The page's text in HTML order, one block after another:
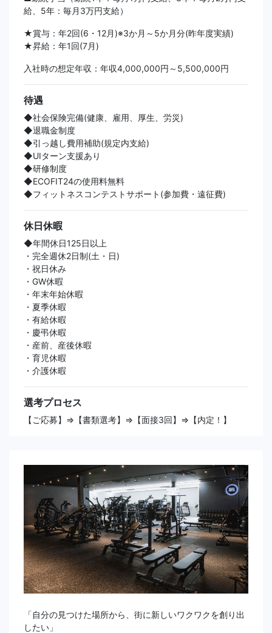
給、5年：毎月3万円支給）
★賞与：年2回(6・12月)※3か月～5か月分(昨年度実績)
★昇給：年1回(7月)
入社時の想定年収：年収4,000,000円～5,500,000円
待遇
◆社会保険完備(健康、雇用、厚生、労災)
◆退職金制度
◆引っ越し費用補助(規定内支給)
◆UIターン支援あり
◆研修制度
◆ECOFIT24の使用料無料
◆フィットネスコンテストサポート(参加費・遠征費)
休日休暇
◆年間休日125日以上
・完全週休2日制(土・日)
・祝日休み
・GW休暇
・年末年始休暇
・夏季休暇
・有給休暇
・慶弔休暇
・産前、産後休暇
・育児休暇
・介護休暇
選考プロセス
【ご応募】⇒【書類選考】⇒【面接3回】⇒【内定！】
「自分の見つけた場所から、街に新しいワクワクを創り出
したい」